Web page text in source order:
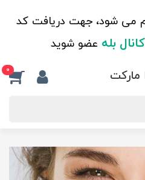
می شود، جهت دریافت کد
کانال بله عضو شوید
مارکت 0